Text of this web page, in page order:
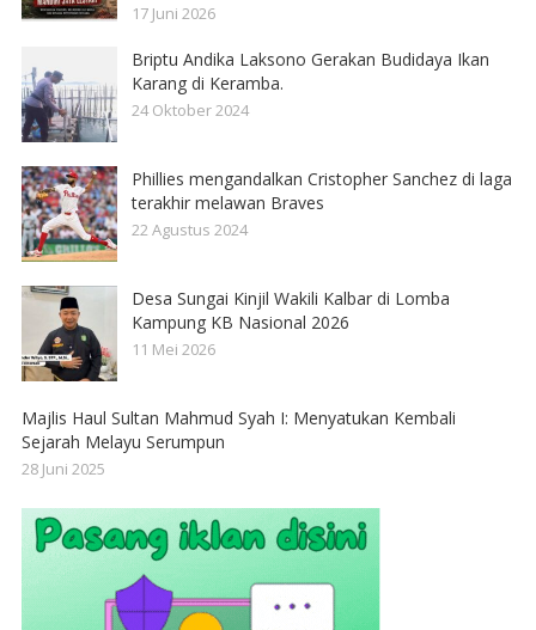
17 Juni 2026
Briptu Andika Laksono Gerakan Budidaya Ikan
Karang di Keramba.
24 Oktober 2024
Phillies mengandalkan Cristopher Sanchez di laga
terakhir melawan Braves
22 Agustus 2024
Desa Sungai Kinjil Wakili Kalbar di Lomba
Kampung KB Nasional 2026
11 Mei 2026
Majlis Haul Sultan Mahmud Syah I: Menyatukan Kembali
Sejarah Melayu Serumpun
28 Juni 2025